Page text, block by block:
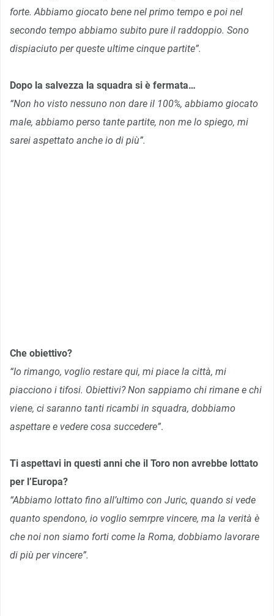
forte. Abbiamo giocato bene nel primo tempo e poi nel
secondo tempo abbiamo subito pure il raddoppio. Sono
dispiaciuto per queste ultime cinque partite”.
Dopo la salvezza la squadra si è fermata…
“Non ho visto nessuno non dare il 100%, abbiamo giocato
male, abbiamo perso tante partite, non me lo spiego, mi
sarei aspettato anche io di più”.
Che obiettivo?
“Io rimango, voglio restare qui, mi piace la città, mi
piacciono i tifosi. Obiettivi? Non sappiamo chi rimane e chi
viene, ci saranno tanti ricambi in squadra, dobbiamo
aspettare e vedere cosa succedere”.
Ti aspettavi in questi anni che il Toro non avrebbe lottato
per l’Europa?
“Abbiamo lottato fino all’ultimo con Juric, quando si vede
quanto spendono, io voglio semrpre vincere, ma la verità è
che noi non siamo forti come la Roma, dobbiamo lavorare
di più per vincere”.